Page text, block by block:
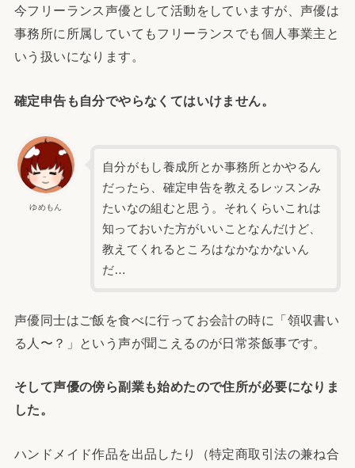
今フリーランス声優として活動をしていますが、声優は
事務所に所属していてもフリーランスでも個人事業主と
いう扱いになります。
確定申告も自分でやらなくてはいけません。
ゆめもん
自分がもし養成所とか事務所とかやるん
だったら、確定申告を教えるレッスンみ
たいなの組むと思う。それくらいこれは
知っておいた方がいいことなんだけど、
教えてくれるところはなかなかないん
だ…
声優同士はご飯を食べに行ってお会計の時に「領収書い
る人〜？」という声が聞こえるのが日常茶飯事です。
そして声優の傍ら副業も始めたので住所が必要になりま
した。
ハンドメイド作品を出品したり（特定商取引法の兼ね合